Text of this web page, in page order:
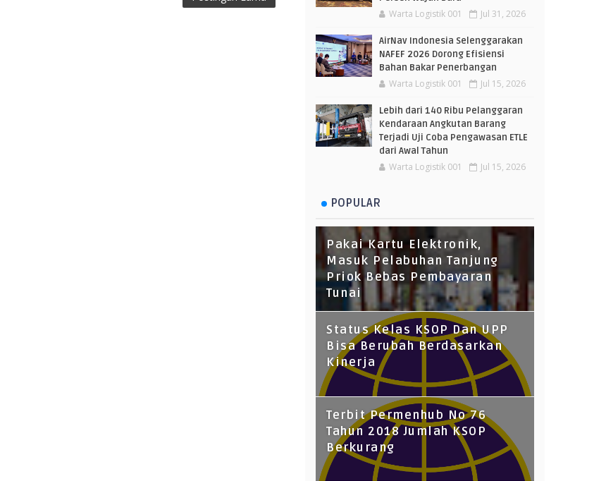
Warta Logistik 001 Jul 31, 2026
AirNav Indonesia Selenggarakan
NAFEF 2026 Dorong Efisiensi
Bahan Bakar Penerbangan
Warta Logistik 001 Jul 15, 2026
Lebih dari 140 Ribu Pelanggaran
Kendaraan Angkutan Barang
Terjadi Uji Coba Pengawasan ETLE
dari Awal Tahun
Warta Logistik 001 Jul 15, 2026
POPULAR
Pakai Kartu Elektronik,
Masuk Pelabuhan Tanjung
Priok Bebas Pembayaran
Tunai
Status Kelas KSOP Dan UPP
Bisa Berubah Berdasarkan
Kinerja
Terbit Permenhub No 76
Tahun 2018 Jumlah KSOP
Berkurang